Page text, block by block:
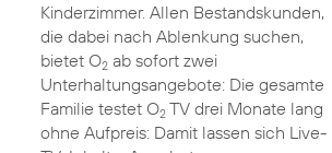
Kinderzimmer. Allen Bestandskunden,
die dabei nach Ablenkung suchen,
bietet O2ab sofort zwei
Unterhaltungsangebote: Die gesamte
Familie testet O2TV drei Monate lang
ohne Aufpreis: Damit lassen sich Live-